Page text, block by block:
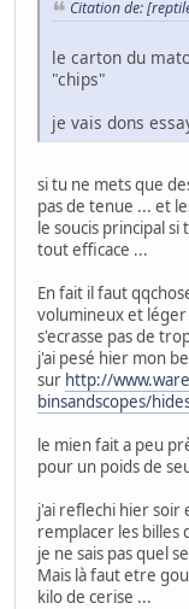
Citation de:
le carton du
"chips"
je vais dons
si tu ne mets que
pas de tenue ... et
le soucis principal
tout efficace ...
En fait il faut
volumineux et léger
s'ecrasse pas de
j'ai pesé hier mon
sur http://
binsandscopes/
le mien fait a peu
pour un poids de
j'ai reflechi hier
remplacer les billes
je ne sais pas quel
Mais là faut etre
kilo de cerise ...